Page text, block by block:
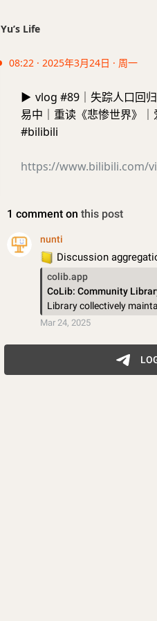
Yu’s Life
08:22 · 2025年3月24日 · 周一
▶️ vlog #89｜失踪人口回归
易中｜重读《悲惨世界》
#bilibili
https://www.bilibili.com/